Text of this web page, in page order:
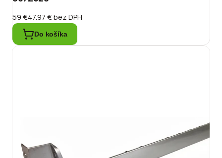
59 €47.97 €bez DPH
Do košíka